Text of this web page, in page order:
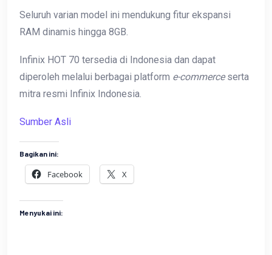
Seluruh varian model ini mendukung fitur ekspansi
RAM dinamis hingga 8GB.
Infinix HOT 70 tersedia di Indonesia dan dapat
diperoleh melalui berbagai platform e-commerceserta
mitra resmi Infinix Indonesia.
Sumber Asli
Bagikan ini:
Facebook X
Menyukai ini: